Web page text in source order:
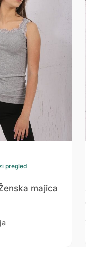
pregled
majica